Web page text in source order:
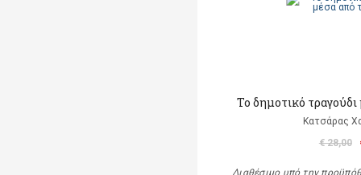
Το δημοτικό τραγούδι
Κατσάρας
€ 28,00
Διαθέσιμο υπό την